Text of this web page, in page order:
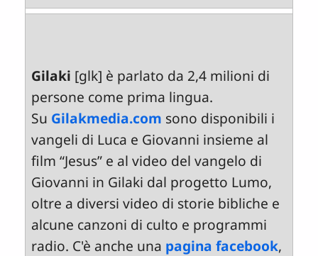
Gilaki [glk] è parlato da 2,4 milioni di
persone come prima lingua.
Su Gilakmedia.com sono disponibili i
vangeli di Luca e Giovanni insieme al
film “Jesus” e al video del vangelo di
Giovanni in Gilaki dal progetto Lumo,
oltre a diversi video di storie bibliche e
alcune canzoni di culto e programmi
radio. C'è anche una pagina facebook,